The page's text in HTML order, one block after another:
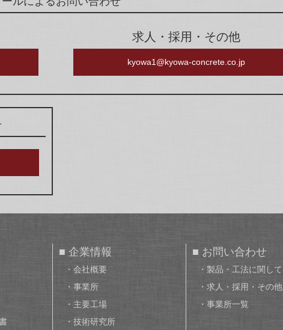
求人・採用・その他
kyowa1@kyowa-concrete.co.jp
■ 企業情報
・会社概要
・事業所
・主要工場
・技術研究所
■ お問い合わせ
・製品・工法に関して
・求人・採用・その他
・事業所一覧